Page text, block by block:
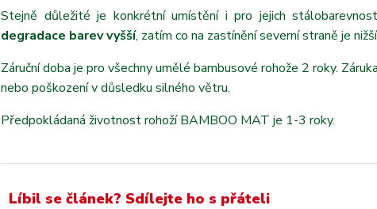
Stejně důležité je konkrétní umístění i pro jejich
degradace barev vyšší, zatím co na zastínění severní straně je
Záruční doba je pro všechny umělé bambusové rohože 2 roky.
nebo poškození v důsledku silného větru.
Předpokládaná životnost rohoží BAMBOO MAT je 1-3 roky.
Líbil se článek? Sdílejte ho s přáteli